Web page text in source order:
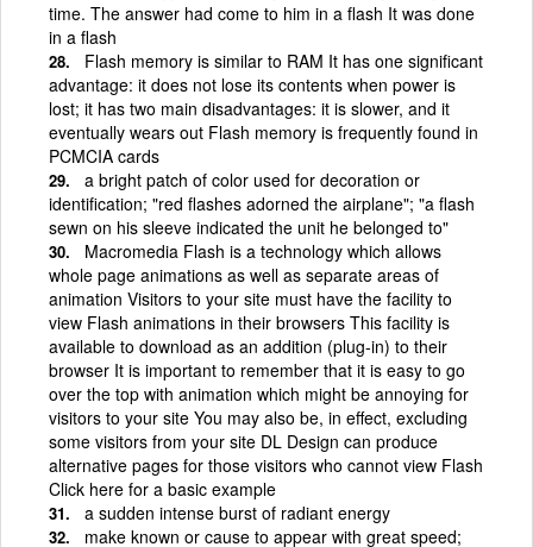
time. The answer had come to him in a flash It was done
in a flash
Flash memory is similar to RAM It has one significant
advantage: it does not lose its contents when power is
lost; it has two main disadvantages: it is slower, and it
eventually wears out Flash memory is frequently found in
PCMCIA cards
a bright patch of color used for decoration or
identification; "red flashes adorned the airplane"; "a flash
sewn on his sleeve indicated the unit he belonged to"
Macromedia Flash is a technology which allows
whole page animations as well as separate areas of
animation Visitors to your site must have the facility to
view Flash animations in their browsers This facility is
available to download as an addition (plug-in) to their
browser It is important to remember that it is easy to go
over the top with animation which might be annoying for
visitors to your site You may also be, in effect, excluding
some visitors from your site DL Design can produce
alternative pages for those visitors who cannot view Flash
Click here for a basic example
a sudden intense burst of radiant energy
make known or cause to appear with great speed;